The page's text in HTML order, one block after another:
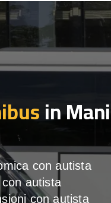
in
con autista
autista
con autista